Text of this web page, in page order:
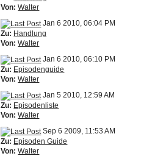
Von: Walter
Jan 6 2010, 06:04 PM
Zu: Handlung
Von: Walter
Jan 6 2010, 06:10 PM
Zu: Episodenguide
Von: Walter
Jan 5 2010, 12:59 AM
Zu: Episodenliste
Von: Walter
Sep 6 2009, 11:53 AM
Zu: Episoden Guide
Von: Walter